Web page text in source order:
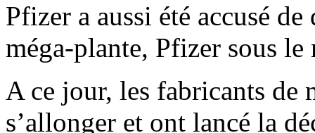
Pfizer a aussi été accusé
méga-plante, Pfizer sous
A ce jour, les fabricants de
s’allonger et ont lancé la